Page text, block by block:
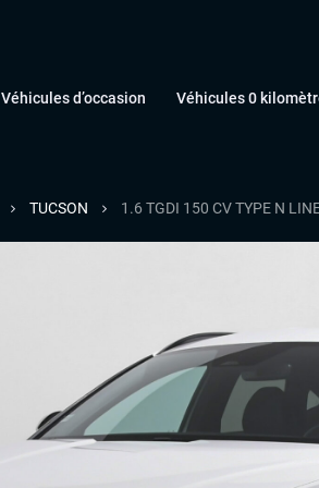
Véhicules d’occasion Véhicules 0
TUCSON 1.6 TGDI 150 CV TYPE N